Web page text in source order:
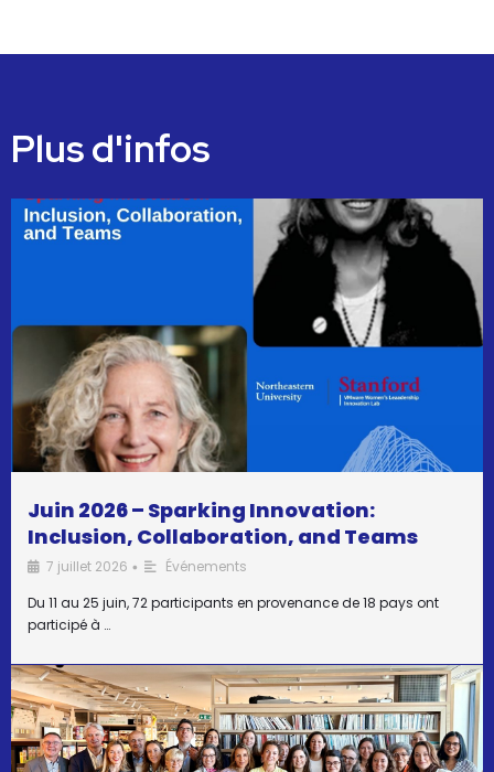
Plus d'infos
Juin 2026 – Sparking Innovation:
Inclusion, Collaboration, and Teams
7 juillet 2026 •
Événements
Du 11 au 25 juin, 72 participants en provenance de 18 pays ont
participé à …